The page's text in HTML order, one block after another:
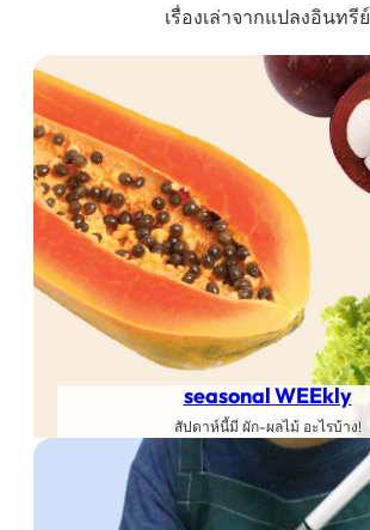
เรื่องเล่าจากแปลงอินทรีย์
seasonal WEEkly
สัปดาห์นี้มี ผัก-ผลไม้ อะไรบ้าง!